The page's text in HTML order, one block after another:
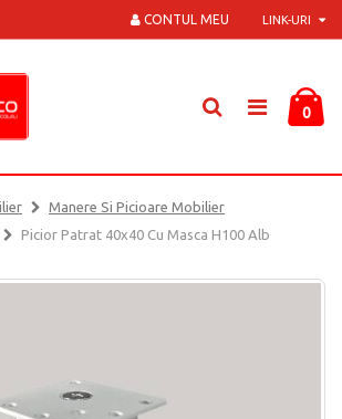
LINK-URI
CONTUL MEU
0
Manere Si Picioare Mobilier
Picior Patrat 40x40 Cu Masca H100 Alb